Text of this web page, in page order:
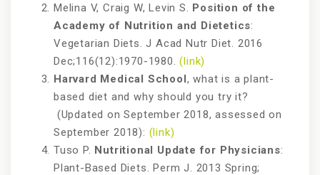
Melina V, Craig W, Levin S. Position of the
Academy of Nutrition and Dietetics:
Vegetarian Diets. J Acad Nutr Diet. 2016
Dec;116(12):1970-1980.(link)
Harvard Medical School, what is a plant-
based diet and why should you try it?
(Updated on September 2018, assessed on
September 2018): (link)
Tuso P. Nutritional Update for Physicians:
Plant-Based Diets. Perm J. 2013 Spring;